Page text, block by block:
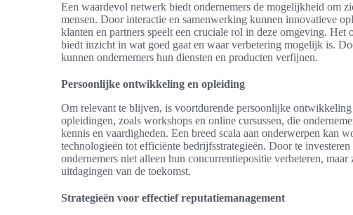
Een waardevol netwerk biedt ondernemers de mogelijkheid om
mensen. Door interactie en samenwerking kunnen innovatieve
klanten en partners speelt een cruciale rol in deze omgeving. Het
biedt inzicht in wat goed gaat en waar verbetering mogelijk is.
kunnen ondernemers hun diensten en producten verfijnen.
Persoonlijke ontwikkeling en opleiding
Om relevant te blijven, is voortdurende persoonlijke
opleidingen, zoals workshops en online cursussen, die
kennis en vaardigheden. Een breed scala aan onderwerpen kan
technologieën tot efficiënte bedrijfsstrategieën. Door te
ondernemers niet alleen hun concurrentiepositie verbeteren,
uitdagingen van de toekomst.
Strategieën voor effectief reputatiemanagement